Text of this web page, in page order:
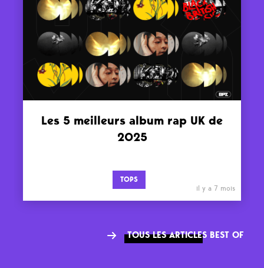
Les 5 meilleurs album rap UK de
2025
TOPS
il y a 7 mois
TOUS LES ARTICLES BEST OF